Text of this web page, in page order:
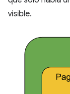
visible.